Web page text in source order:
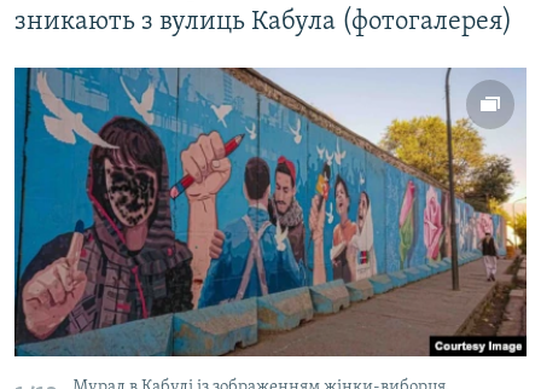
зникають з вулиць Кабула (фотогалерея)